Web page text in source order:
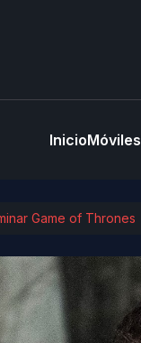
InicioMóviles
Game of Thrones